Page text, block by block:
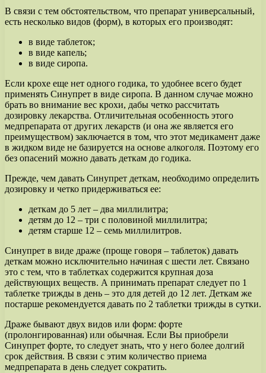
В связи с тем обстоятельством, что препарат универсальный,
есть несколько видов (форм), в которых его производят:
в виде таблеток;
в виде капель;
в виде сиропа.
Если крохе еще нет одного годика, то удобнее всего будет
применять Синупрет в виде сиропа. В данном случае можно
брать во внимание вес крохи, дабы четко рассчитать
дозировку лекарства. Отличительная особенность этого
медпрепарата от других лекарств (и она же является его
преимуществом) заключается в том, что этот медикамент даже
в жидком виде не базируется на основе алкоголя. Поэтому его
без опасений можно давать деткам до годика.
Прежде, чем давать Синупрет деткам, необходимо определить
дозировку и четко придерживаться ее:
деткам до 5 лет – два миллилитра;
детям до 12 – три с половиной миллилитра;
детям старше 12 – семь миллилитров.
Синупрет в виде драже (проще говоря – таблеток) давать
деткам можно исключительно начиная с шести лет. Связано
это с тем, что в таблетках содержится крупная доза
действующих веществ. А принимать препарат следует по 1
таблетке трижды в день – это для детей до 12 лет. Деткам же
постарше рекомендуется давать по 2 таблетки трижды в сутки.
Драже бывают двух видов или форм: форте
(пролонгированная) или обычная. Если Вы приобрели
Синупрет форте, то следует знать, что у него более долгий
срок действия. В связи с этим количество приема
медпрепарата в день следует сократить.